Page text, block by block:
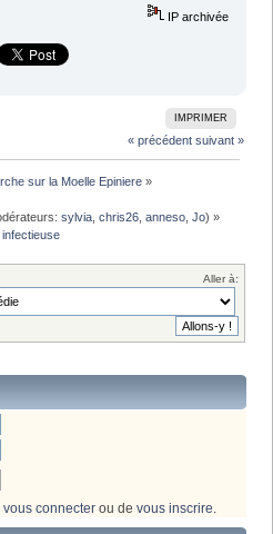
IP archivée
IMPRIMER
« précédent suivant »
sur la Moelle Epiniere »
sylvia ,chris26 ,anneso ,Jo) »
Aller à:
vous connecter ou de vous inscrire.